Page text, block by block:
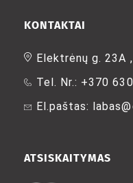
The
be
chosen
the
ATSISKAITYMAS
KONTAKTAI
Elektrėnų g. 23A
Tel. Nr.: +370
El.paštas: